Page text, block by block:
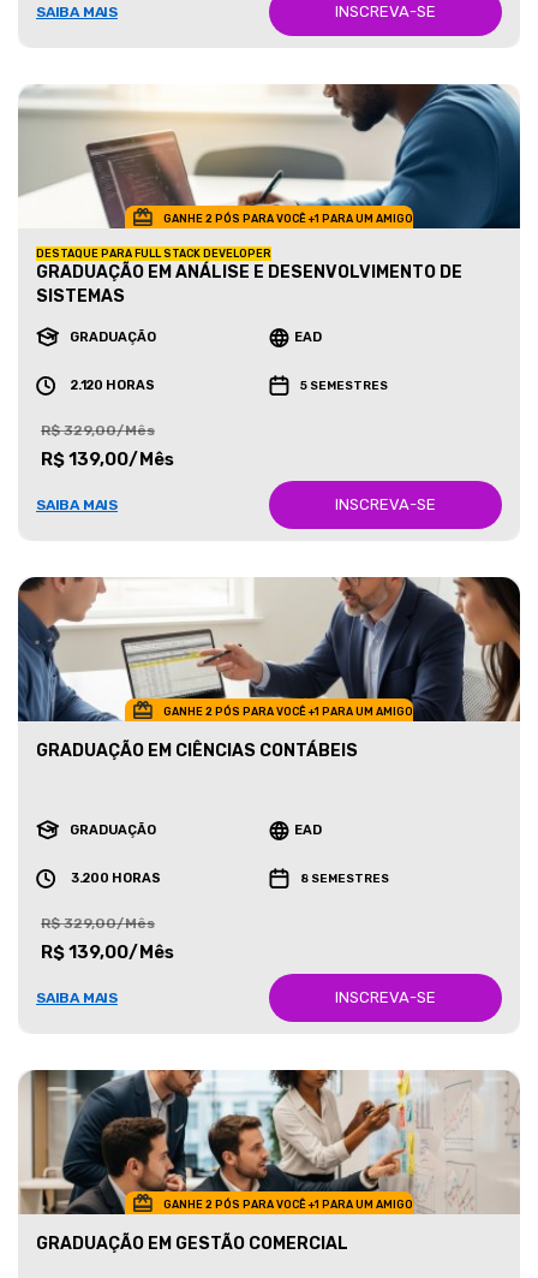
SAIBA MAIS INSCREVA-SE
GANHE 2 PÓS PARA VOCÊ +1 PARA UM AMIGO
DESTAQUE PARA FULL STACK DEVELOPER
GRADUAÇÃO EM ANÁLISE E DESENVOLVIMENTO DE
SISTEMAS
GRADUAÇÃO EAD
2.120 HORAS 5 SEMESTRES
R$ 329,00/Mês
R$ 139,00/Mês
SAIBA MAIS INSCREVA-SE
GANHE 2 PÓS PARA VOCÊ +1 PARA UM AMIGO
GRADUAÇÃO EM CIÊNCIAS CONTÁBEIS
GRADUAÇÃO EAD
3.200 HORAS 8 SEMESTRES
R$ 329,00/Mês
R$ 139,00/Mês
SAIBA MAIS INSCREVA-SE
GANHE 2 PÓS PARA VOCÊ +1 PARA UM AMIGO
GRADUAÇÃO EM GESTÃO COMERCIAL